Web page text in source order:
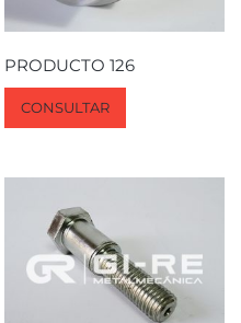
PRODUCTO 126
CONSULTAR